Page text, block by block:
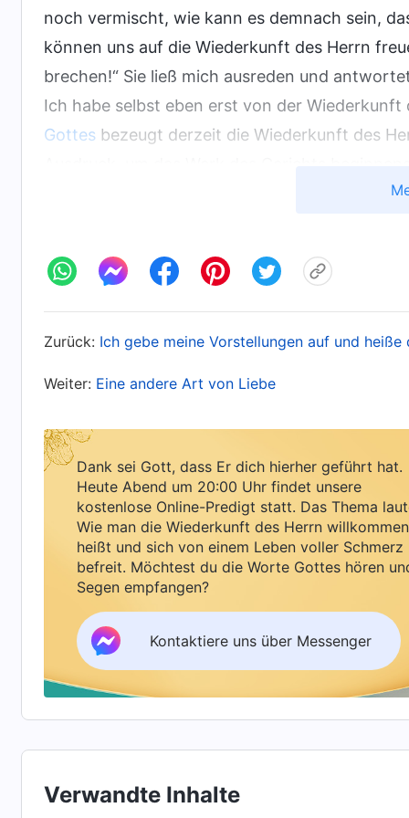
noch vermischt, wie kann es demnach sein,
können uns auf die Wiederkunft des Herrn
brechen!“ Sie ließ mich ausreden und
Ich habe selbst eben erst von der Wiederkunft
Gottes bezeugt derzeit die Wiederkunft des
Einzelheiten, die geschehen, nicht im Klaren,
Stimme Gottes sind. Der Herr sagte einmal: ‚
kenne sie; und sie folgen mir.‘ (Johannes 10,27)
um nachzuforschen, können wir
nicht wahr?“ Das, was meine Frau sagte,
schlüssig werden.
Also gingen meine Frau und zum Haus von
Allmächtigen Gottes. Bruder Wang,
Als ich sah, dass ich sehr viel Gesellschaft
wenig höflich miteinander geplaudert hatten,
Schwestern Folgendes: „Ich verstehe die
das Werk des Gerichts zu vollbringen,
guten Menschen vom Herrn in den Himmel
Bösen in die Hölle geschickt und bestraft
Menschen getrennt würden, dass die guten
Zurück: Ich gebe meine Vorstellungen auf und
Weiter: Eine andere Art von Liebe
Dank sei Gott, dass Er dich hierher geführt hat.
Heute Abend um 20:00 Uhr findet unsere
kostenlose Online-Predigt statt. Das Thema
Wie man die Wiederkunft des Herrn willkommen
heißt und sich von einem Leben voller Schmerz
befreit. Möchtest du die Worte Gottes hören
Segen empfangen?
Kontaktiere uns über Messenger
Verwandte Inhalte